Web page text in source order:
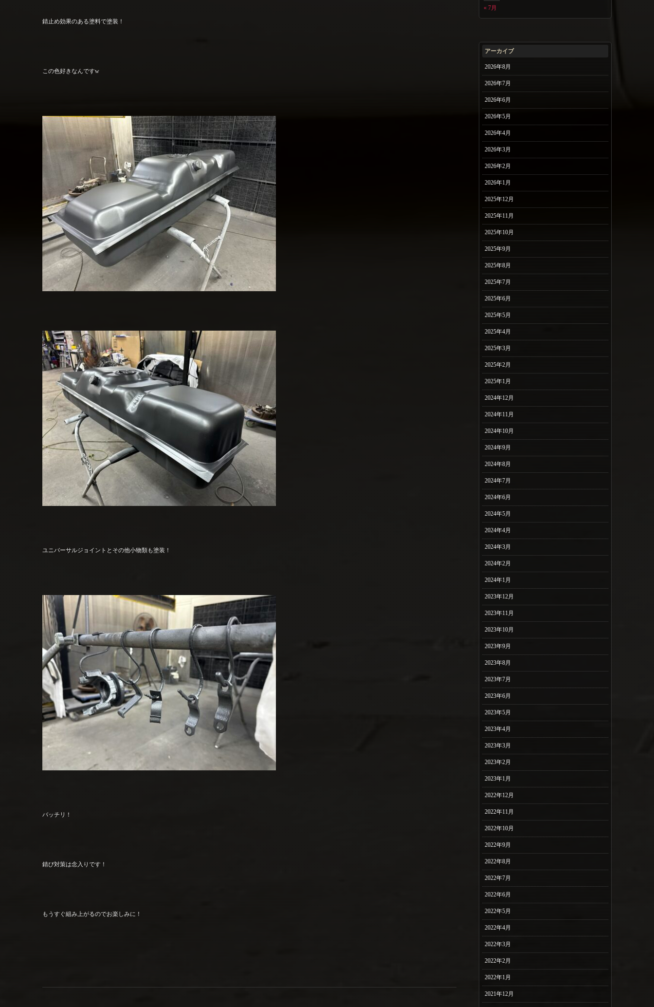
錆止め効果のある塗料で塗装！
この色好きなんですw
ユニバーサルジョイントとその他小物類も塗装！
バッチリ！
錆び対策は念入りです！
もうすぐ組み上がるのでお楽しみに！
« 7月
アーカイブ
2026年8月
2026年7月
2026年6月
2026年5月
2026年4月
2026年3月
2026年2月
2026年1月
2025年12月
2025年11月
2025年10月
2025年9月
2025年8月
2025年7月
2025年6月
2025年5月
2025年4月
2025年3月
2025年2月
2025年1月
2024年12月
2024年11月
2024年10月
2024年9月
2024年8月
2024年7月
2024年6月
2024年5月
2024年4月
2024年3月
2024年2月
2024年1月
2023年12月
2023年11月
2023年10月
2023年9月
2023年8月
2023年7月
2023年6月
2023年5月
2023年4月
2023年3月
2023年2月
2023年1月
2022年12月
2022年11月
2022年10月
2022年9月
2022年8月
2022年7月
2022年6月
2022年5月
2022年4月
2022年3月
2022年2月
2022年1月
2021年12月